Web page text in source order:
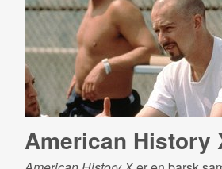
American History